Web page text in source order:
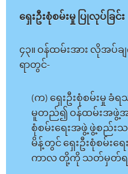
ရှေးဦးစုံစမ်းမှု ပြုလုပ်ခြင်း
၄၃။ ဝန်ထမ်းအား လိုအပ်ခ
ရာတွင်-
(က) ရှေးဦးစုံစမ်းမှု
မူတည်၍ ဝန်ထမ်းအဖွဲ့အ
စုံစမ်းရေးအဖွဲ့ ဖွဲ့စည်
မိန့်တွင် ရှေးဦးစုံစမ်းရ
ကာလ တို့ကို သတ်မှတ်ရ